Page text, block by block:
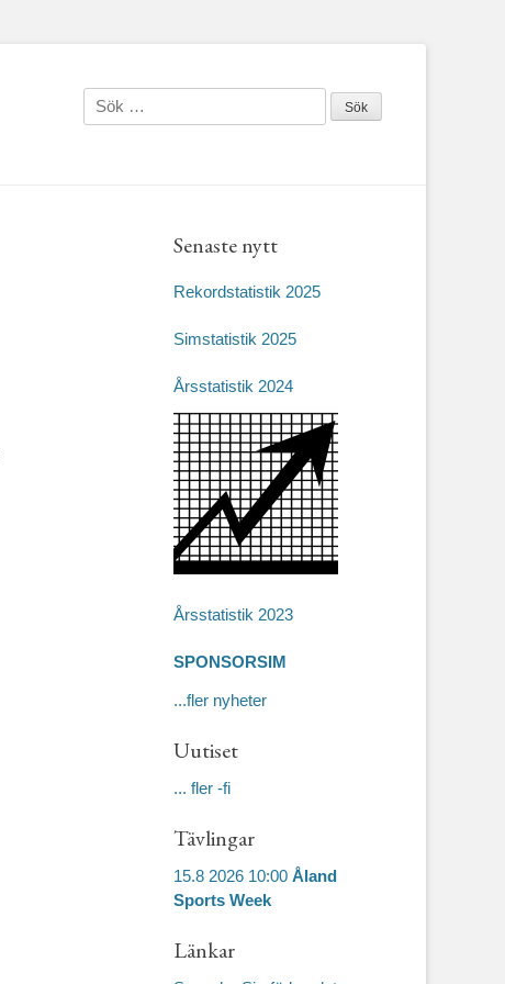
Sök
efter:
Senaste nytt
Rekordstatistik 2025
Simstatistik 2025
Årsstatistik 2024
Årsstatistik 2023
SPONSORSIM
...fler nyheter
Uutiset
... fler -fi
Tävlingar
15.8 2026 10:00 Åland
Sports Week
Länkar